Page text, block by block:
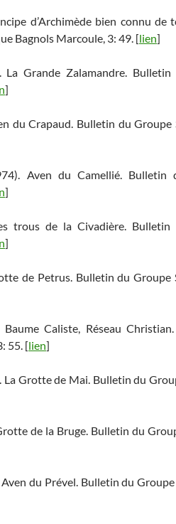
d’Archimède bien connu
Bagnols Marcoule, 3: 49. [lien]
La Grande Zalamandre.
]
du Crapaud. Bulletin du
Aven du Camellié. Bulletin
]
trous de la Civadière. Bulletin
]
de Petrus. Bulletin du Groupe
Baume Caliste, Réseau
55. [lien]
La Grotte de Mai. Bulletin du
de la Bruge. Bulletin du
du Prével. Bulletin du